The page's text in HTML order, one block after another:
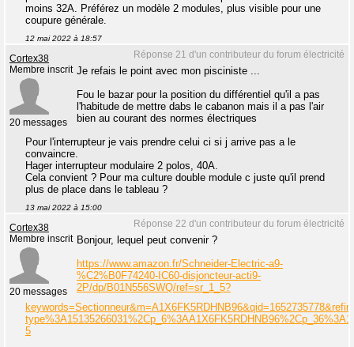
moins 32A. Préférez un modèle 2 modules, plus visible pour une
coupure générale.
12 mai 2022 à 18:57
Réponse 21 d'un contributeur du forum électricité
Cortex38
Membre inscrit
20 messages
Je refais le point avec mon pisciniste ...
Fou le bazar pour la position du différentiel qu'il a pas
l'habitude de mettre dabs le cabanon mais il a pas l'air
bien au courant des normes électriques
Pour l'interrupteur je vais prendre celui ci si j arrive pas a le
convaincre.
Hager interrupteur modulaire 2 polos, 40A.
Cela convient ? Pour ma culture double module c juste qu'il prend
plus de place dans le tableau ?
13 mai 2022 à 15:00
Réponse 22 d'un contributeur du forum électricité
Cortex38
Membre inscrit
20 messages
Bonjour, lequel peut convenir ?
https://www.amazon.fr/Schneider-Electric-a9-
%C2%B0F74240-IC60-disjoncteur-acti9-
2P/dp/B01N556SWQ/ref=sr_1_5?
5